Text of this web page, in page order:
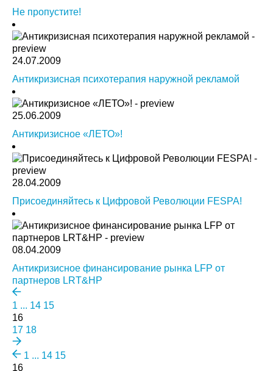
Не пропустите!
24.07.2009
Антикризисная психотерапия наружной рекламой
25.06.2009
Антикризисное «ЛЕТО»!
28.04.2009
Присоединяйтесь к Цифровой Революции FESPA!
08.04.2009
Антикризисное финансирование рынка LFP от
партнеров LRT&HP
1 ... 14 15
16
17 18
1 ... 14 15
16